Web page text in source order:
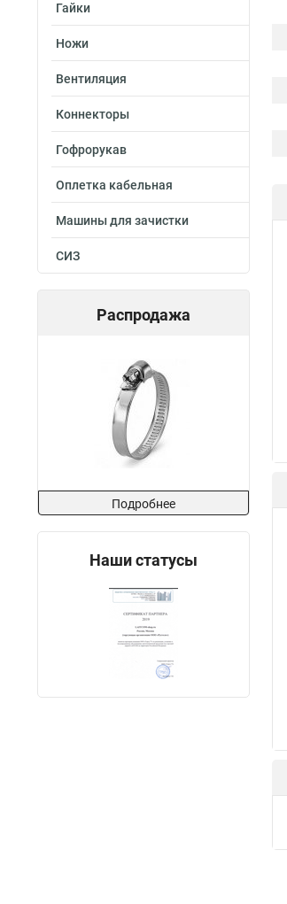
Гайки
Ножи
Вентиляция
Коннекторы
Гофрорукав
Оплетка кабельная
Машины для зачистки
СИЗ
Распродажа
Подробнее
Наши статусы